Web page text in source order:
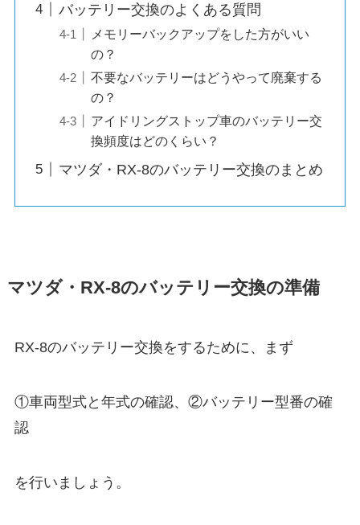
バッテリー交換のよくある質問
メモリーバックアップをした方がいい
の？
不要なバッテリーはどうやって廃棄する
の？
アイドリングストップ車のバッテリー交
換頻度はどのくらい？
マツダ・RX-8のバッテリー交換のまとめ
マツダ・RX-8のバッテリー交換の準備
RX-8のバッテリー交換をするために、まず
①車両型式と年式の確認、②バッテリー型番の確
認
を行いましょう。